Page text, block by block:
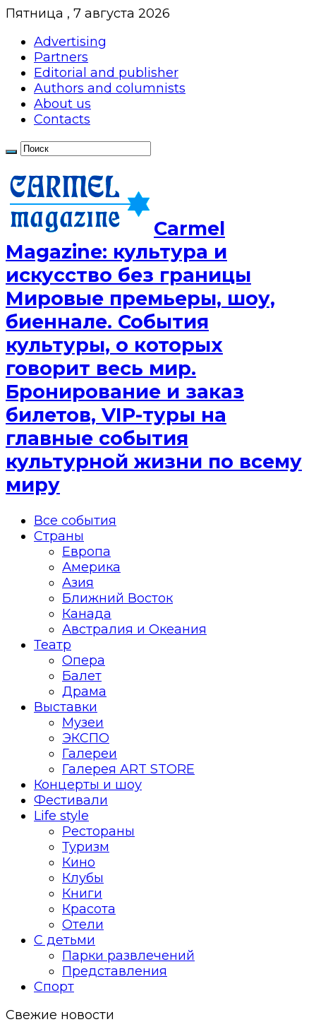
Пятница , 7 августа 2026
Advertising
Partners
Editorial and publisher
Authors and columnists
About us
Contacts
Сarmel
Magazine: культура и
искусство без границы
Мировые премьеры, шоу,
биеннале. События
культуры, о которых
говорит весь мир.
Бронирование и заказ
билетов, VIP-туры на
главные события
культурной жизни по всему
миру
Все события
Страны
Европа
Америка
Азия
Ближний Восток
Канада
Австралия и Океания
Театр
Опера
Балет
Драма
Выставки
Музеи
ЭКСПО
Галереи
Галерея ART STORE
Концерты и шоу
Фестивали
Life style
Рестораны
Туризм
Кино
Клубы
Книги
Красота
Отели
С детьми
Парки развлечений
Представления
Спорт
Свежие новости